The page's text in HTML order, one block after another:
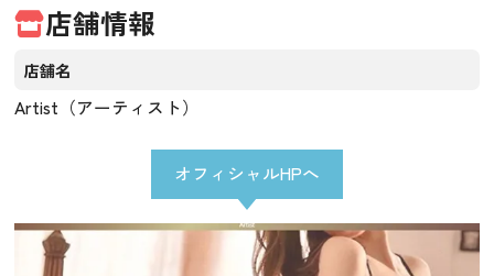
店舗情報
店舗名
Artist（アーティスト）
オフィシャルHPへ